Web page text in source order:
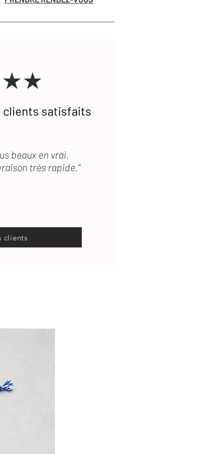
clients satisfaits
beaux en vrai.
très rapide.”
clients